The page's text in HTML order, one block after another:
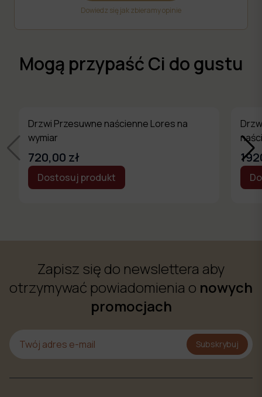
Dowiedz się jak zbieramy opinie
Mogą przypaść Ci do gustu
Drzwi Przesuwne naścienne Lores na
wymiar
720,00 zł
Dostosuj produkt
Zapisz się do newslettera aby
otrzymywać powiadomienia o nowych
promocjach
Subskrybuj